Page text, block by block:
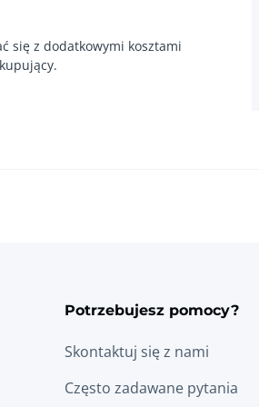
się z dodatkowymi kosztami
Potrzebujesz pomocy?
Skontaktuj się z nami
Często zadawane pytania